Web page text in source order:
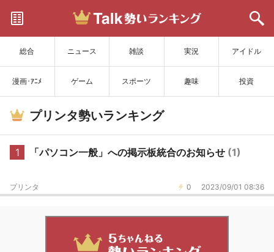
総合 ニュース 雑談 実況 アイドル
漫画･ｱﾆﾒ ゲーム スポーツ 趣味 投資
サイトを更新
プリンタ勢いランキング
1 「パソコン一般」への掲示板統合のお知らせ (1)
0 2023/09/01 08:36
プリンタ